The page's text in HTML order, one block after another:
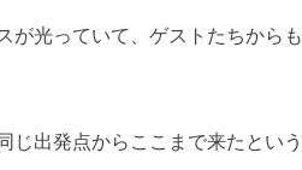
が光っていて、ゲストたちからも
出発点からここまで来たという